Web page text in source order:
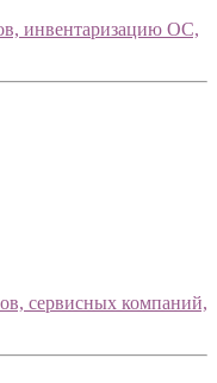
инвентаризацию ОС,
сервисных компаний,